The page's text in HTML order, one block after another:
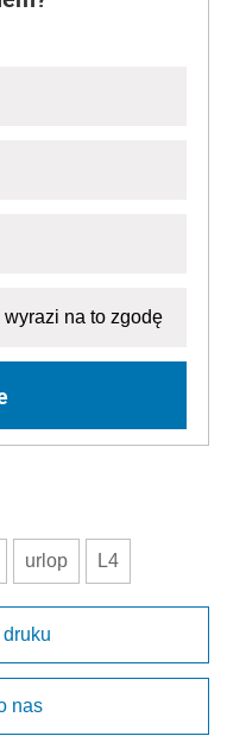
na to zgodę
urlop L4
nas